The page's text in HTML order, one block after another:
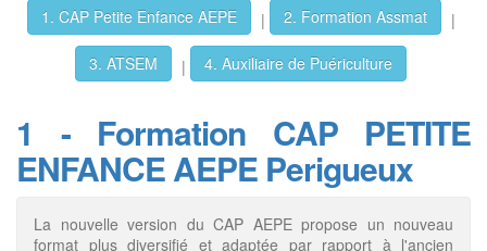
1. CAP Petite Enfance AEPE | 2. Formation Assmat
|
3. ATSEM
| 4. Auxiliaire de Puériculture
1 - Formation CAP PETITE
ENFANCE AEPE Perigueux
La nouvelle version du CAP AEPE propose un nouveau
format plus diversifié et adaptée par rapport à l'ancien